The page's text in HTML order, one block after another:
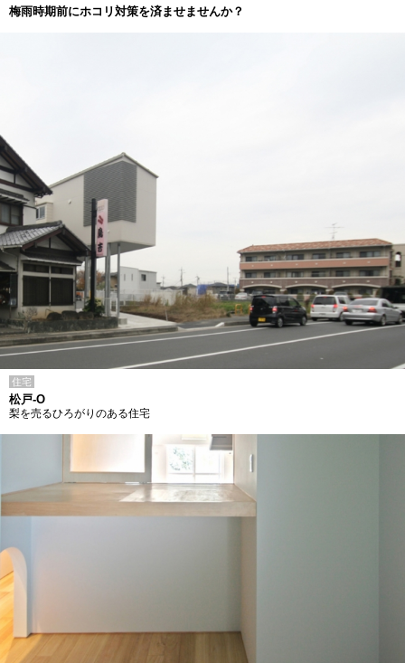
梅雨時期前にホコリ対策を済ませませんか？
住宅
松戸-O
梨を売るひろがりのある住宅